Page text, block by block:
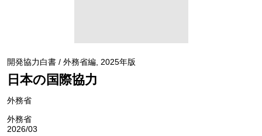
開発協力白書 / 外務省編, 2025年版
日本の国際協力
外務省
外務省
2026/03